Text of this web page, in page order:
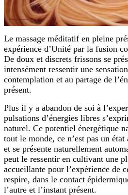
Le massage méditatif en pleine
expérience d’Unité par la fusion
De doux et discrets frissons se
intensément ressentir une
contemplation et au partage de
présent.
Plus il y a abandon de soi à
pulsations d’énergies libres
naturel. Ce potentiel énergétique
tout le monde, ce n’est pas un
et se présente naturellement
peut le ressentir en cultivant une
accueillante pour l’expérience de
respire, dans le contact
l’autre et l’instant présent.